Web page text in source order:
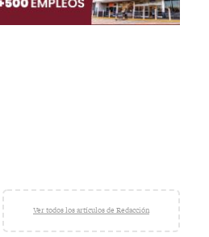
Ver todos los artículos de Redacción